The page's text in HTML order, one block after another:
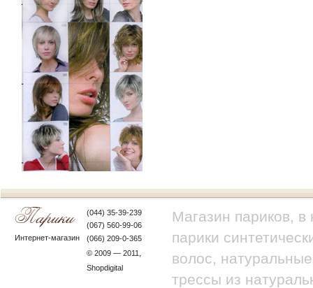
Интернет-магазин
(044) 35-39-239
(067) 560-99-06
(066) 209-0-365
© 2009 — 2011,
Shopdigital
Магазин париков,
парики
волос,
трессы из